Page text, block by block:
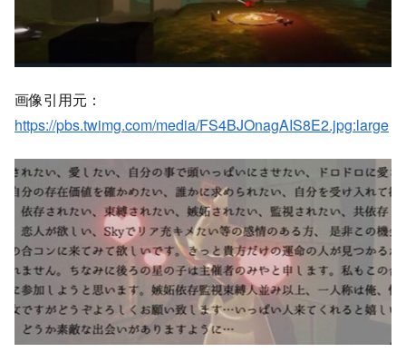
画像引用元：
https://pbs.twimg.com/media/FS4BJOnagAIS8E2.jpg:large